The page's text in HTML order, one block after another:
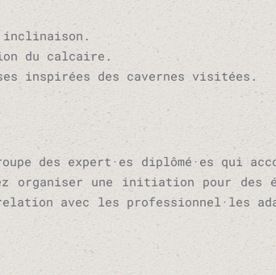
du calcaire.
inspirées des cavernes visitées.
des expert·es diplômé·es qui
organiser une initiation pour des
avec les professionnel·les